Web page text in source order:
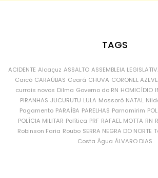
TAGS
ACIDENTE Alcaçuz ASSALTO ASSEMBLEIA
Caicó CARAÚBAS Ceará CHUVA CORONEL
currais novos Dilma Governo do RN HOMICÍDIO
PIRANHAS JUCURUTU LULA Mossoró NATAL
Pagamento PARAÍBA PARELHAS Parnamirim
POLÍCIA MILITAR Política PRF RAFAEL MOTTA RN
Robinson Faria Roubo SERRA NEGRA DO NORTE
Costa Água ÁLVARO DIAS